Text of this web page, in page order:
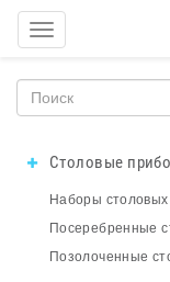
Меню
Столовые
Наборы
Посеребренные
Позолоченные